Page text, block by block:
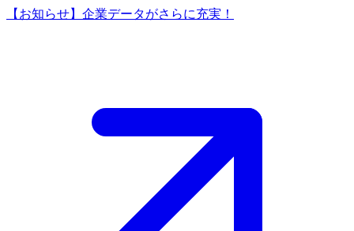
【お知らせ】企業データがさらに充実！